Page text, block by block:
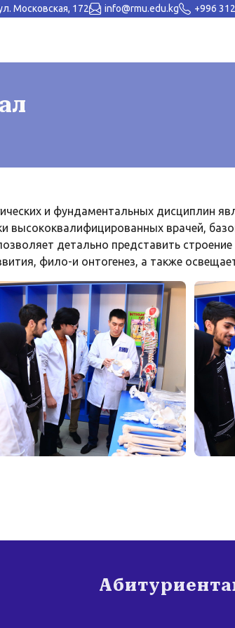
Московская, 172 info@rmu.edu.kg +996
и фундаментальных дисциплин
высококвалифицированных врачей,
детально представить строение
фило-и онтогенез, а также